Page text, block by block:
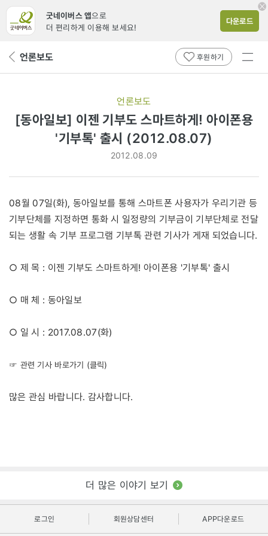
굿네이버스 앱으로
더 편리하게 이용해 보세요!
다운로드
뒤 언론보도 후원하기
전체
언론보도
[동아일보] 이젠 기부도 스마트하게! 아이폰용
'기부톡' 출시 (2012.08.07)
2012.08.09
08월 07일(화), 동아일보를 통해 스마트폰 사용자가 우리기관 등
기부단체를 지정하면 통화 시 일정량의 기부금이 기부단체로 전달
되는 생활 속 기부 프로그램 기부톡 관련 기사가 게재 되었습니다.
○ 제 목 : 이젠 기부도 스마트하게! 아이폰용 '기부톡' 출시
○ 매 체 : 동아일보
○ 일 시 : 2017.08.07(화)
☞ 관련 기사 바로가기 (클릭)
많은 관심 바랍니다. 감사합니다.
더 많은 이야기 보기
로그인 회원상담센터 APP다운로드